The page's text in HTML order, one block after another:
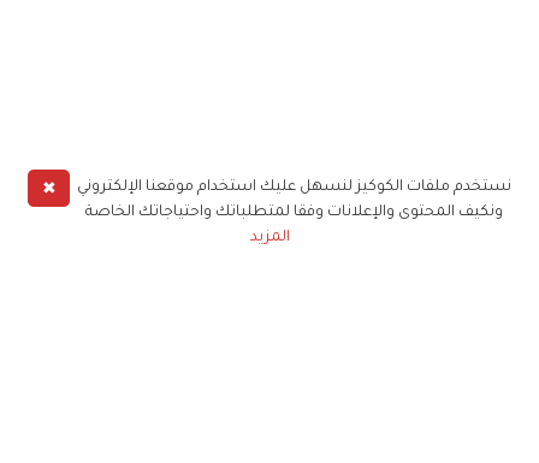
✖
نستخدم ملفات الكوكيز لنسهل عليك استخدام موقعنا الإلكتروني
ونكيف المحتوى والإعلانات وفقا لمتطلباتك واحتياجاتك الخاصة
المزيد